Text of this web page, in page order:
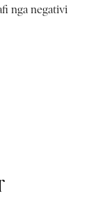
nga negativi